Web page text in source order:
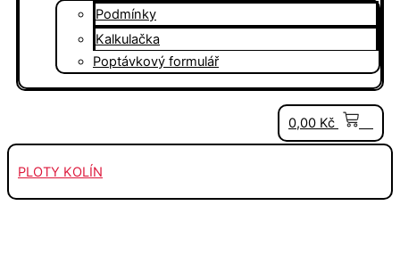
Podmínky
Kalkulačka
Poptávkový formulář
0,00 Kč
PLOTY KOLÍN